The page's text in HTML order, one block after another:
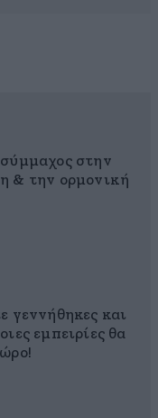
στην
& την ορμονική
γεννήθηκες και
εμπειρίες θα